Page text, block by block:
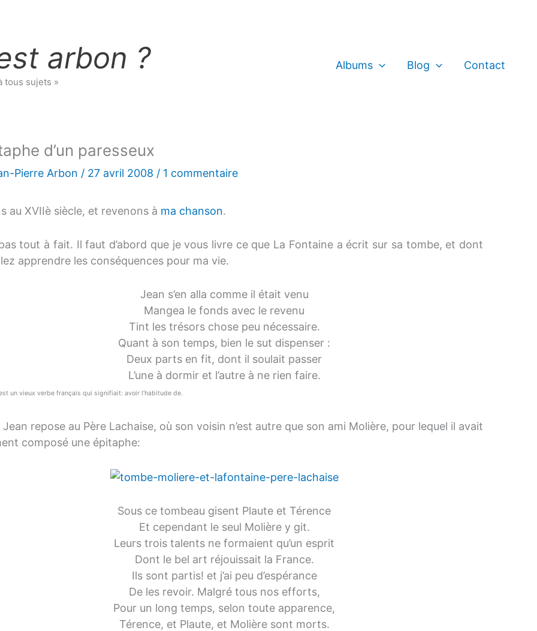
arbon ?
tous sujets »
Albums Blog Contact
d’un paresseux
Pierre Arbon / 27 avril 2008 / 1 commentaire
au XVIIè siècle, et revenons à ma chanson.
tout à fait. Il faut d’abord que je vous livre ce que La Fontaine a écrit sur sa tombe, et dont
apprendre les conséquences pour ma vie.
Jean s’en alla comme il était venu
Mangea le fonds avec le revenu
Tint les trésors chose peu nécessaire.
Quant à son temps, bien le sut dispenser :
Deux parts en fit, dont il soulait passer
L’une à dormir et l’autre à ne rien faire.
un vieux verbe français qui signifiait: avoir l’habitude de.
Jean repose au Père Lachaise, où son voisin n’est autre que son ami Molière, pour lequel il avait
composé une épitaphe:
Sous ce tombeau gisent Plaute et Térence
Et cependant le seul Molière y git.
Leurs trois talents ne formaient qu’un esprit
Dont le bel art réjouissait la France.
Ils sont partis! et j’ai peu d’espérance
De les revoir. Malgré tous nos efforts,
Pour un long temps, selon toute apparence,
Térence, et Plaute, et Molière sont morts.